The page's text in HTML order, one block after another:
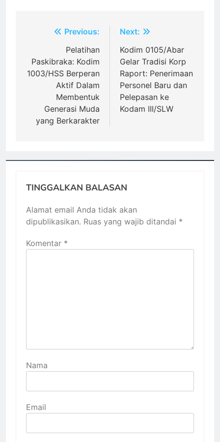
NavigasiPrevious:
Pelatihan
Paskibraka: Kodim
1003/HSS Berperan
Aktif Dalam
Membentuk
Generasi Muda
yang Berkarakter
Next:
Kodim 0105/Abar
Gelar Tradisi Korp
Raport: Penerimaan
Personel Baru dan
Pelepasan ke
Kodam III/SLW
TINGGALKAN BALASAN
Alamat email Anda tidak akan
dipublikasikan. Ruas yang wajib ditandai *
Komentar *
Nama
Email